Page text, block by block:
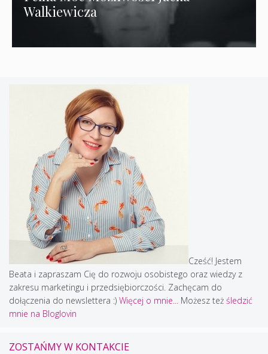
Walkiewicza
Cześć! Jestem
Beata i zapraszam Cię do rozwoju osobistego oraz wiedzy z
zakresu marketingu i przedsiębiorczości. Zachęcam do
dołączenia do newslettera :) Więcej o mnie... Możesz też śledzić
mnie na Bloglovin
ZOSTAŃMY W KONTAKCIE